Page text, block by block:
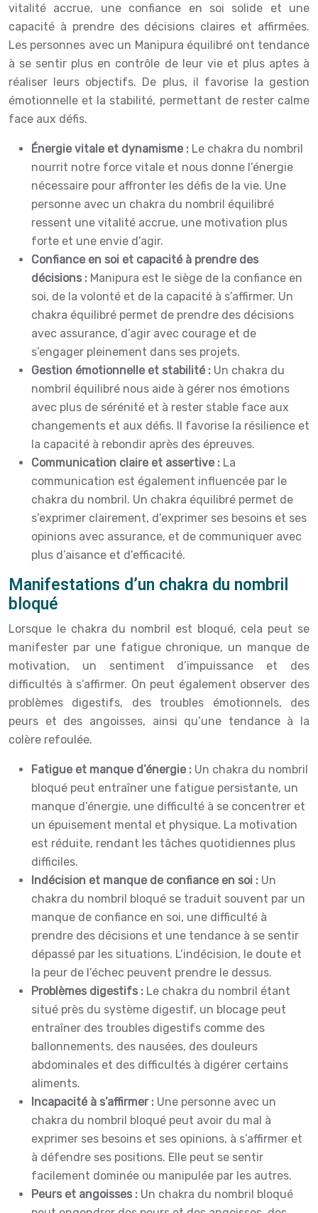
vitalité accrue, une confiance en soi solide et une
capacité à prendre des décisions claires et affirmées.
Les personnes avec un Manipura équilibré ont tendance
à se sentir plus en contrôle de leur vie et plus aptes à
réaliser leurs objectifs. De plus, il favorise la gestion
émotionnelle et la stabilité, permettant de rester calme
face aux défis.
Énergie vitale et dynamisme : Le chakra du nombril
nourrit notre force vitale et nous donne l’énergie
nécessaire pour affronter les défis de la vie. Une
personne avec un chakra du nombril équilibré
ressent une vitalité accrue, une motivation plus
forte et une envie d’agir.
Confiance en soi et capacité à prendre des
décisions : Manipura est le siège de la confiance en
soi, de la volonté et de la capacité à s’affirmer. Un
chakra équilibré permet de prendre des décisions
avec assurance, d’agir avec courage et de
s’engager pleinement dans ses projets.
Gestion émotionnelle et stabilité : Un chakra du
nombril équilibré nous aide à gérer nos émotions
avec plus de sérénité et à rester stable face aux
changements et aux défis. Il favorise la résilience et
la capacité à rebondir après des épreuves.
Communication claire et assertive : La
communication est également influencée par le
chakra du nombril. Un chakra équilibré permet de
s’exprimer clairement, d’exprimer ses besoins et ses
opinions avec assurance, et de communiquer avec
plus d’aisance et d’efficacité.
Manifestations d’un chakra du nombril
bloqué
Lorsque le chakra du nombril est bloqué, cela peut se
manifester par une fatigue chronique, un manque de
motivation, un sentiment d’impuissance et des
difficultés à s’affirmer. On peut également observer des
problèmes digestifs, des troubles émotionnels, des
peurs et des angoisses, ainsi qu’une tendance à la
colère refoulée.
Fatigue et manque d’énergie : Un chakra du nombril
bloqué peut entraîner une fatigue persistante, un
manque d’énergie, une difficulté à se concentrer et
un épuisement mental et physique. La motivation
est réduite, rendant les tâches quotidiennes plus
difficiles.
Indécision et manque de confiance en soi : Un
chakra du nombril bloqué se traduit souvent par un
manque de confiance en soi, une difficulté à
prendre des décisions et une tendance à se sentir
dépassé par les situations. L’indécision, le doute et
la peur de l’échec peuvent prendre le dessus.
Problèmes digestifs : Le chakra du nombril étant
situé près du système digestif, un blocage peut
entraîner des troubles digestifs comme des
ballonnements, des nausées, des douleurs
abdominales et des difficultés à digérer certains
aliments.
Incapacité à s’affirmer : Une personne avec un
chakra du nombril bloqué peut avoir du mal à
exprimer ses besoins et ses opinions, à s’affirmer et
à défendre ses positions. Elle peut se sentir
facilement dominée ou manipulée par les autres.
Peurs et angoisses : Un chakra du nombril bloqué